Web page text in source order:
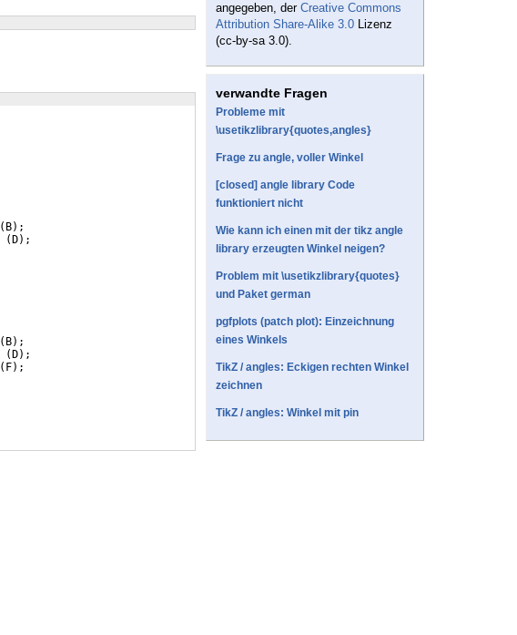
( B) ;
( D) ;
( B) ;
( D) ;
( F) ;
angegeben, der Creative Commons
Attribution Share-Alike 3.0 Lizenz
(cc-by-sa 3.0).
verwandte Fragen
Probleme mit
\usetikzlibrary{quotes,angles}
Frage zu angle, voller Winkel
[closed] angle library Code
funktioniert nicht
Wie kann ich einen mit der tikz angle
library erzeugten Winkel neigen?
Problem mit \usetikzlibrary{quotes}
und Paket german
pgfplots (patch plot): Einzeichnung
eines Winkels
TikZ / angles: Eckigen rechten Winkel
zeichnen
TikZ / angles: Winkel mit pin